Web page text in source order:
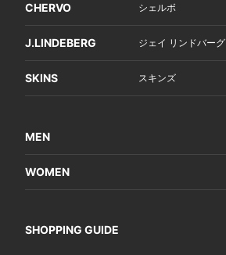
CHERVO シェルボ
J.LINDEBERG ジェイ リンドバーグ
SKINS スキンズ
MEN
WOMEN
SHOPPING GUIDE